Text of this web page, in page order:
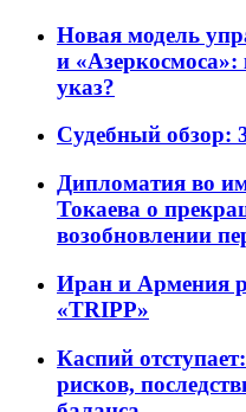
Новая модель
и «Азеркосмоса»:
указ?
Судебный обзор:
Дипломатия во
Токаева о
возобновлении
Иран и Армения
«TRIPP»
Каспий
рисков,